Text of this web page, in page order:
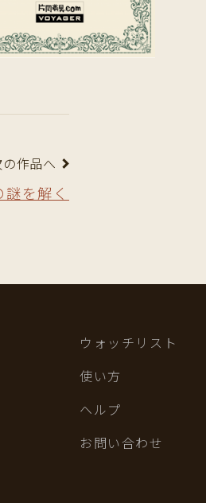
作品へ
を解く
ウォッチリスト
使い方
ヘルプ
お問い合わせ